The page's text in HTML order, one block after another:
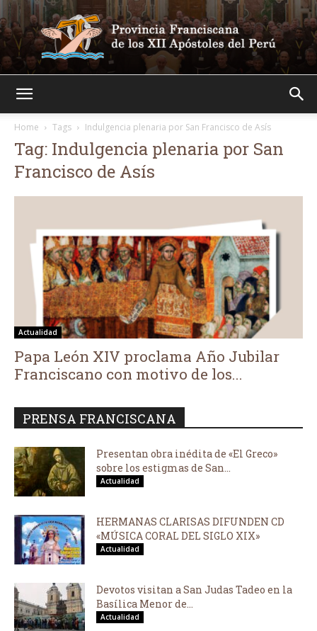
Home
Tags Indulgencia plenaria por San Francisco de Asís
Tag: Indulgencia plenaria por San
Francisco de Asís
Actualidad
Papa León XIV proclama Año Jubilar
Franciscano con motivo de los...
PRENSA FRANCISCANA
Presentan obra inédita de «El Greco»
sobre los estigmas de San...
Actualidad
HERMANAS CLARISAS DIFUNDEN CD
«MÚSICA CORAL DEL SIGLO XIX»
Actualidad
Devotos visitan a San Judas Tadeo en la
Basílica Menor de...
Actualidad